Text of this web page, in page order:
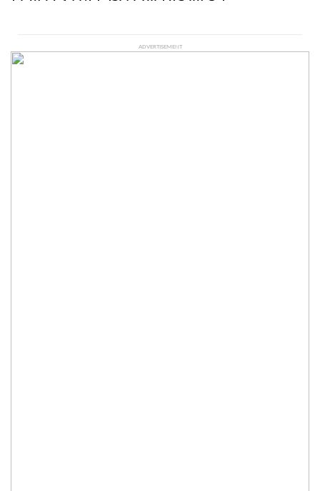
ADVERTISEMENT